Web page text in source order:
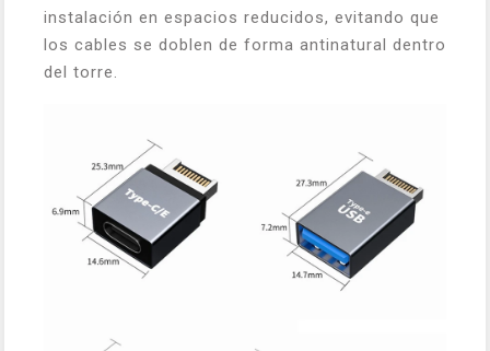
instalación en espacios reducidos, evitando que
los cables se doblen de forma antinatural dentro
del torre.